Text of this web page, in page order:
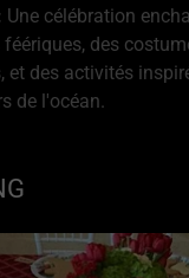
Une célébration
féériques, des
et des activités
de l'océan.